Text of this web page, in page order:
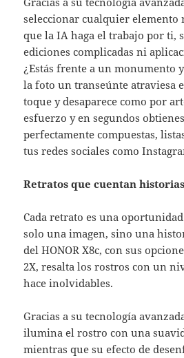
seleccionar cualquier elemento
que la IA haga el trabajo por ti,
ediciones complicadas ni
¿Estás frente a un monumento
la foto un transeúnte atraviesa
toque y desaparece como por
esfuerzo y en segundos
perfectamente compuestas,
tus redes sociales como
Retratos que cuentan historias
Cada retrato es una
solo una imagen, sino una
del HONOR X8c, con sus
2X, resalta los rostros con un
hace inolvidables.
Gracias a su tecnología
ilumina el rostro con una
mientras que su efecto de